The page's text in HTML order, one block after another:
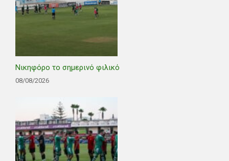
Νικηφόρο το σημερινό φιλικό
08/08/2026